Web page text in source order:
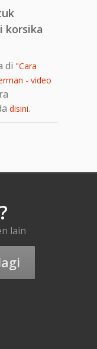
korsika
di "Cara
- video
disini.
lain